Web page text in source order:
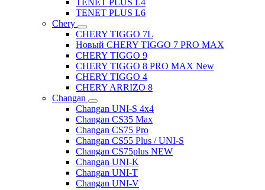
TENET PLUS L4
TENET PLUS L6
Chery
CHERY TIGGO 7L
Новый CHERY TIGGO 7 PRO MAX
CHERY TIGGO 9
CHERY TIGGO 8 PRO MAX New
CHERY TIGGO 4
CHERY ARRIZO 8
Changan
Changan UNI-S 4x4
Changan CS35 Max
Changan CS75 Pro
Changan CS55 Plus / UNI-S
Changan CS75plus NEW
Changan UNI-K
Changan UNI-T
Changan UNI-V